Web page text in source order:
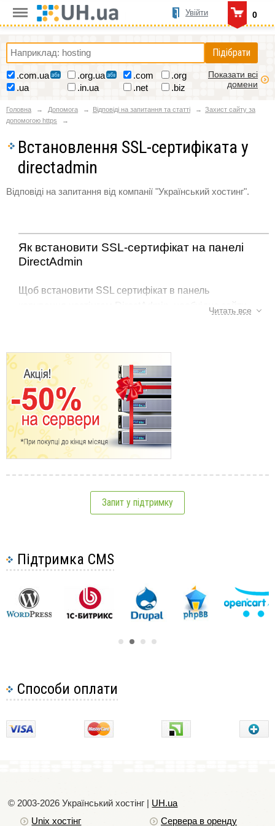
0
Увійти
Підібрати
.com.ua .org.ua .com
.org
.ua
.in.ua .net .biz
Показати всі
домени
Головна Допомога Відповіді на запитання та статті
Захист сайту за
допомогою https
Встановлення SSL-сертифіката у
directadmin
Відповіді на запитання від компанії "Український хостинг".
Як встановити SSL-сертифікат на панелі
DirectAdmin
Щоб встановити SSL сертифікат в панель
керування хостінгом DirectAdmin, необхідно зайти
сертифікат і ключ", після чого в нижньому полі
отриманий під час реєстрації SSL сертифіката.
Друга частина csr запиту (BEGIN PRIVATE
KEY), сформованого при замовленні SSL
сертифіката.
Мітки: SSL,directadmin,сертифікат безпеки
протокол безпеки
Див. також:
Захист сайту за допомогою https
Встановлення SSL-сертифіката у cPanel
Встановлення SSL-сертифіката у directadmin
Встановлення SSL-сертифіката в ispmanager
Як включити підтримку SSL у найпопулярніших CMS
Як вибрати ssl сертифікат
Переваги та недоліки https протоколу для інтернет
магазину
Чи варто переходити на https?
Читать все
Запит у підтримку
Підтримка CMS
Способи оплати
© 2003-2026 Український хостiнг | UH.ua
Unix хостiнг
Сервера в оренду